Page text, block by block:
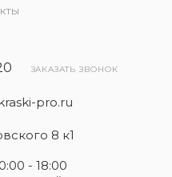
ЗАКАЗАТЬ ЗВОНОК
pro.ru
8 к1
- 18:00